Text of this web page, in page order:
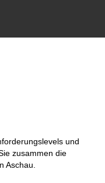
und
zusammen die
Aschau.